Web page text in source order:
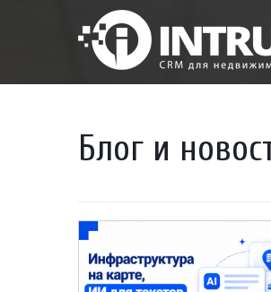
Блог и